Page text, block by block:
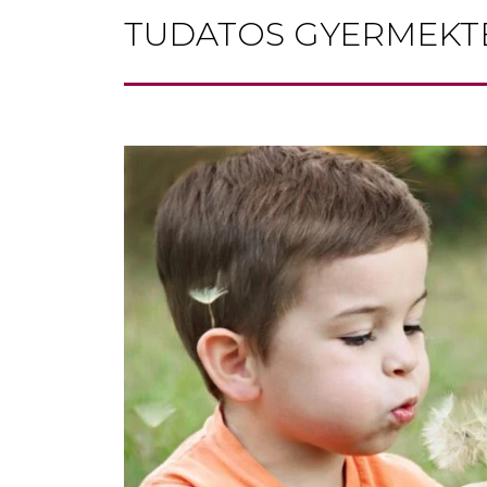
TUDATOS